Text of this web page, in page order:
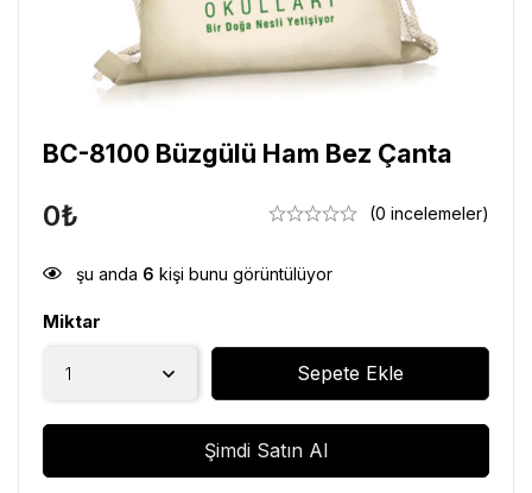
BC-8100 Büzgülü Ham Bez Çanta
0₺ (0 incelemeler)
şu anda 6 kişi bunu görüntülüyor
Miktar
Sepete Ekle
Şimdi Satın Al